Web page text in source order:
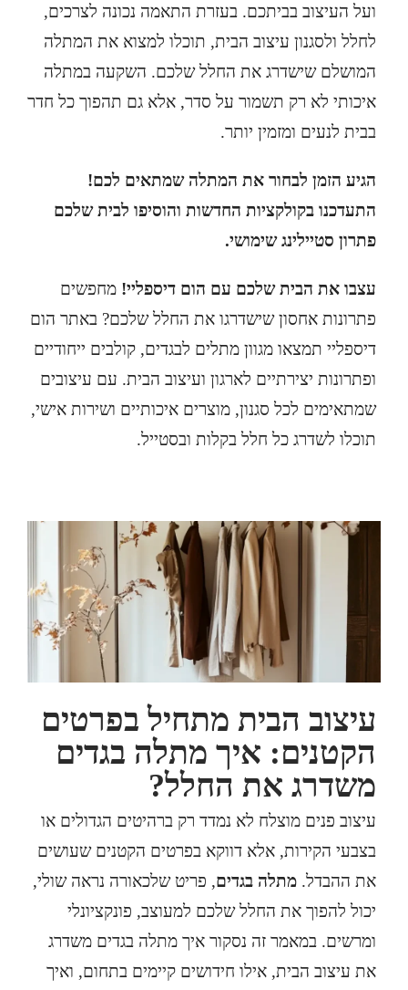
ועל העיצוב בביתכם. בעזרת התאמה נכונה לצרכים,
לחלל ולסגנון עיצוב הבית, תוכלו למצוא את המתלה
המושלם שישדרג את החלל שלכם. השקעה במתלה
איכותי לא רק תשמור על סדר, אלא גם תהפוך כל חדר
בבית לנעים ומזמין יותר.
הגיע הזמן לבחור את המתלה שמתאים לכם!
התעדכנו בקולקציות החדשות והוסיפו לבית שלכם
פתרון סטיילינג שימושי.
עצבו את הבית שלכם עם הום דיספליי! מחפשים
פתרונות אחסון שישדרגו את החלל שלכם? באתר הום
דיספליי תמצאו מגוון מתלים לבגדים, קולבים ייחודיים
ופתרונות יצירתיים לארגון ועיצוב הבית. עם עיצובים
שמתאימים לכל סגנון, מוצרים איכותיים ושירות אישי,
תוכלו לשדרג כל חלל בקלות ובסטייל.
עיצוב הבית מתחיל בפרטים
הקטנים: איך מתלה בגדים
משדרג את החלל?
עיצוב פנים מוצלח לא נמדד רק ברהיטים הגדולים או
בצבעי הקירות, אלא דווקא בפרטים הקטנים שעושים
את ההבדל. מתלה בגדים, פריט שלכאורה נראה שולי,
יכול להפוך את החלל שלכם למעוצב, פונקציונלי
ומרשים. במאמר זה נסקור איך מתלה בגדים משדרג
את עיצוב הבית, אילו חידושים קיימים בתחום, ואיך